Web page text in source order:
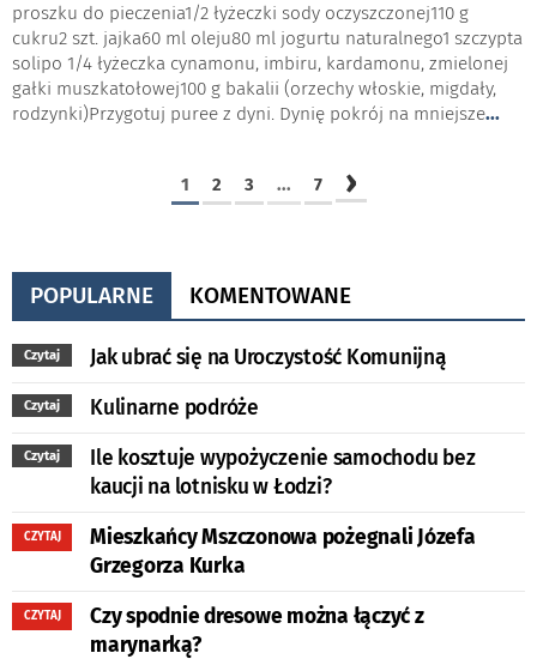
proszku do pieczenia1/2 łyżeczki sody oczyszczonej110 g
cukru2 szt. jajka60 ml oleju80 ml jogurtu naturalnego1 szczypta
solipo 1/4 łyżeczka cynamonu, imbiru, kardamonu, zmielonej
gałki muszkatołowej100 g bakalii (orzechy włoskie, migdały,
rodzynki)Przygotuj puree z dyni. Dynię pokrój na mniejsze...
1 2 3 ... 7 ›
POPULARNE KOMENTOWANE
Czytaj Jak ubrać się na Uroczystość Komunijną
Czytaj Kulinarne podróże
Czytaj
Ile kosztuje wypożyczenie samochodu bez
kaucji na lotnisku w Łodzi?
CZYTAJ
Mieszkańcy Mszczonowa pożegnali Józefa
Grzegorza Kurka
CZYTAJ
Czy spodnie dresowe można łączyć z
marynarką?